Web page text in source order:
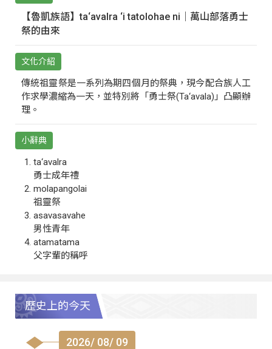
【魯凱族語】ta‘avalra ‘i tatolohae ni｜萬山部落勇士
祭的由來
文化介紹
傳統祖靈祭是一系列為期四個月的祭典，現今配合族人工
作求學濃縮為一天，並特別將「勇士祭(Ta‘avala)」凸顯辦
理。
小辭典
ta‘avalra
勇士成年禮
molapangolai
祖靈祭
asavasavahe
男性青年
atamatama
父字輩的稱呼
歷史上的今天
2026/ 08/ 09